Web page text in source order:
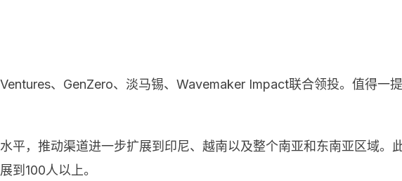
、GenZero、淡马锡、Wavemaker Impact联合领投。值得一
平，推动渠道进一步扩展到印尼、越南以及整个南亚和东南亚区域。
到100人以上。